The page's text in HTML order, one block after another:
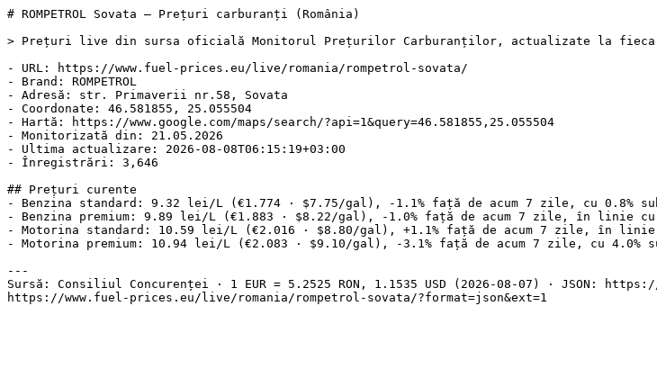
# ROMPETROL Sovata — Prețuri carburanți (România)
> Prețuri live din sursa oficială Monitorul Prețurilor Carburanților, actualizate la
- URL: https://www.fuel-prices.eu/live/romania/rompetrol-sovata/
- Brand: ROMPETROL
- Adresă: str. Primaverii nr.58, Sovata
- Coordonate: 46.581855, 25.055504
- Hartă: https://www.google.com/maps/search/?api=1&query=46.581855,25.055504
- Monitorizată din: 21.05.2026
- Ultima actualizare: 2026-08-08T06:15:19+03:00
- Înregistrări: 3,646
## Prețuri curente
- Benzina standard: 9.32 lei/L (€1.774 · $7.75/gal), -1.1% față de acum 7 zile, cu 0.8%
- Benzina premium: 9.89 lei/L (€1.883 · $8.22/gal), -1.0% față de acum 7 zile, în linie cu
- Motorina standard: 10.59 lei/L (€2.016 · $8.80/gal), +1.1% față de acum 7 zile, în linie
- Motorina premium: 10.94 lei/L (€2.083 · $9.10/gal), -3.1% față de acum 7 zile, cu
---
Sursă: Consiliul Concurenței · 1 EUR = 5.2525 RON, 1.1535 USD (2026-08-07) · JSON: